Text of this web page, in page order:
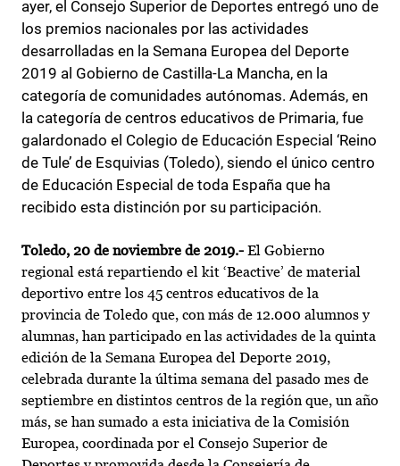
ayer, el Consejo Superior de Deportes entregó uno de
los premios nacionales por las actividades
desarrolladas en la Semana Europea del Deporte
2019 al Gobierno de Castilla-La Mancha, en la
categoría de comunidades autónomas. Además, en
la categoría de centros educativos de Primaria, fue
galardonado el Colegio de Educación Especial ‘Reino
de Tule’ de Esquivias (Toledo), siendo el único centro
de Educación Especial de toda España que ha
recibido esta distinción por su participación.
Toledo, 20 de noviembre de 2019.- El Gobierno
regional está repartiendo el kit ‘Beactive’ de material
deportivo entre los 45 centros educativos de la
provincia de Toledo que, con más de 12.000 alumnos y
alumnas, han participado en las actividades de la quinta
edición de la Semana Europea del Deporte 2019,
celebrada durante la última semana del pasado mes de
septiembre en distintos centros de la región que, un año
más, se han sumado a esta iniciativa de la Comisión
Europea, coordinada por el Consejo Superior de